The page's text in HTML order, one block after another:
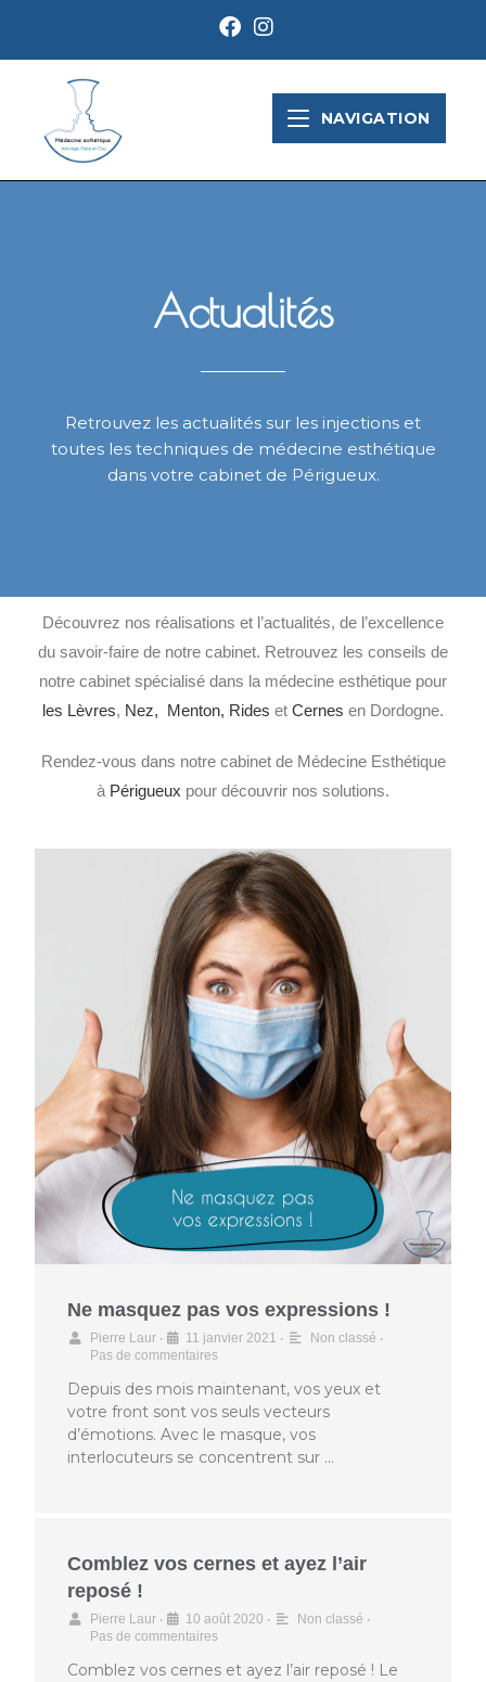
NAVIGATION
Actualités
Retrouvez les actualités sur les injections et
toutes les techniques de médecine esthétique
dans votre cabinet de Périgueux.
Découvrez nos réalisations et l’actualités, de l’excellence
du savoir-faire de notre cabinet. Retrouvez les conseils de
notre cabinet spécialisé dans la médecine esthétique pour
les Lèvres, Nez, Menton, Rides et Cernes en Dordogne.
Rendez-vous dans notre cabinet de Médecine Esthétique
à Périgueux pour découvrir nos solutions.
Ne masquez pas vos expressions !
Pierre Laur • 11 janvier 2021 • Non classé •
Pas de commentaires
Depuis des mois maintenant, vos yeux et
votre front sont vos seuls vecteurs
d’émotions. Avec le masque, vos
interlocuteurs se concentrent sur …
Comblez vos cernes et ayez l’air
reposé !
Pierre Laur • 10 août 2020 • Non classé •
Pas de commentaires
Comblez vos cernes et ayez l’air reposé ! Le